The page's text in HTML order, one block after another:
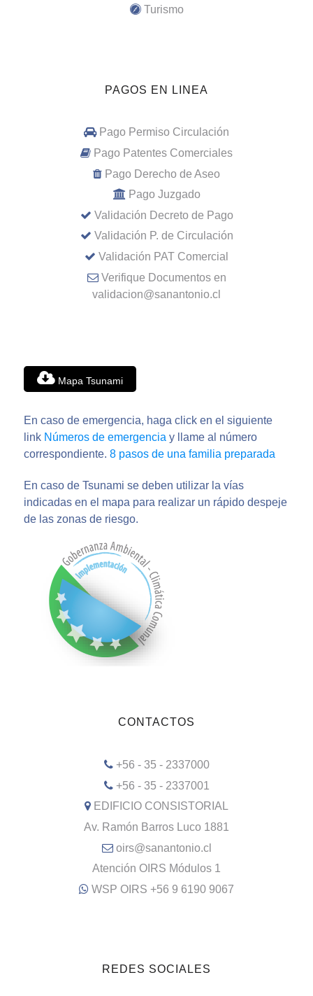
Turismo
PAGOS EN LINEA
Pago Permiso Circulación
Pago Patentes Comerciales
Pago Derecho de Aseo
Pago Juzgado
Validación Decreto de Pago
Validación P. de Circulación
Validación PAT Comercial
Verifique Documentos en
validacion@sanantonio.cl
Mapa Tsunami
En caso de emergencia, haga click en el siguiente
link Números de emergencia y llame al número
correspondiente. 8 pasos de una familia preparada
En caso de Tsunami se deben utilizar la vías
indicadas en el mapa para realizar un rápido despeje
de las zonas de riesgo.
CONTACTOS
+56 - 35 - 2337000
+56 - 35 - 2337001
EDIFICIO CONSISTORIAL
Av. Ramón Barros Luco 1881
oirs@sanantonio.cl
Atención OIRS Módulos 1
WSP OIRS +56 9 6190 9067
REDES SOCIALES